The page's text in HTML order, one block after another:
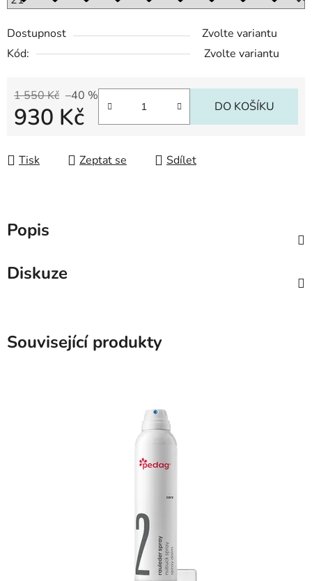
Dostupnost
Zvolte variantu
Kód:
Zvolte variantu
1 550 Kč –40 %
930 Kč DO KOŠÍKU
Tisk Zeptat se Sdílet
Popis
Diskuze
Související produkty